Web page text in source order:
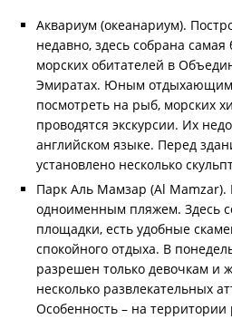
Аквариум (океанариум).
недавно, здесь собрана
морских обитателей в
Эмиратах. Юным отдыхающим
посмотреть на рыб, морских
проводятся экскурсии. Их
английском языке. Перед
установлено несколько
Парк Аль Мамзар (Al Mamzar).
одноименным пляжем. Здесь
площадки, есть удобные
спокойного отдыха. В
разрешен только девочкам и
несколько развлекательных
Особенность – на территории